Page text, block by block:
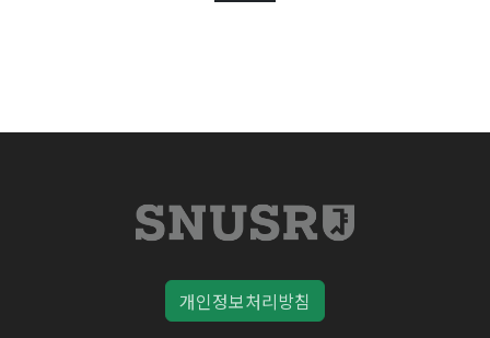
개인정보처리방침